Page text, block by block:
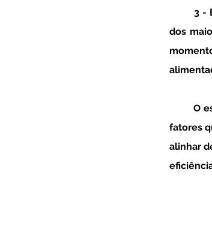
3
dos
	O essencial é que mantenhamos presente que a nossa saúde mental é prioritária e que há
fatores
alinhar